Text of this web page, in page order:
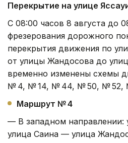
Перекрытие на улице
С 08:00 часов 8 августа до
фрезерования дорожного
перекрытия движения по
от улицы Жандосова до
временно изменены схемы
№ 4, № 14, № 44, № 50, № 52,
Маршрут № 4
— В западном
улица Саина — улица